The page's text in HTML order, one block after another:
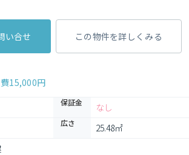
い合せ この物件を詳しくみる
15,000円
保証金 なし
広さ 25.48㎡